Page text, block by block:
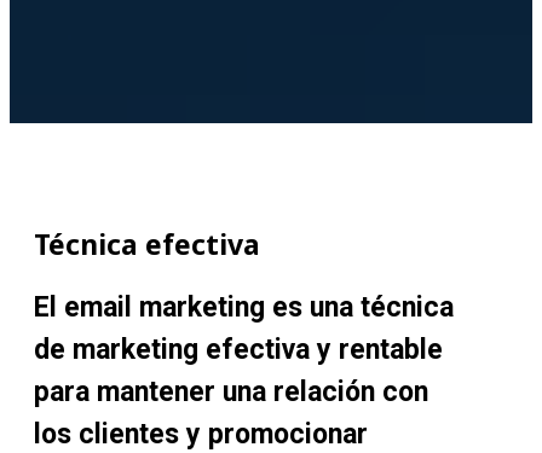
Técnica efectiva
El email marketing es una técnica
de marketing efectiva y rentable
para mantener una relación con
los clientes y promocionar